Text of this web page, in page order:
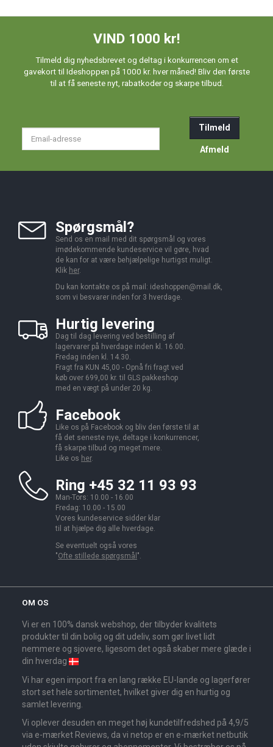
VIND 1000 kr!
Tilmeld dig nyhedsbrevet og deltag i konkurrencen om et
gavekort til Ideshoppen på 1000 kr. hver måned! Bliv den første
til at få seneste nyt, rabatkoder og skarpe tilbud.
Tilmeld
Afmeld
Spørgsmål?
Send os en mail med dit spørgsmål og vores
imødekommende kundeservice vil gøre, hvad
de kan for at være behjælpelige hurtigst muligt.
Klik her.
Du kan kontakte os på mail: ideshoppen@mail.dk,
som vi besvarer inden for 3 hverdage.
Hurtig levering
Dag til dag levering ved bestilling af
lagervarer på hverdage inden kl. 16.00.
Fredag inden kl. 14.30.
Fragt fra KUN 45,00 - Opnå fri fragt ved
køb over 699,00 kr. til GLS pakkeshop
med en vægt på under 20 kg.
Facebook
Like os på Facebook og bliv den første til at
få det seneste nye, deltage i konkurrencer,
få skarpe tilbud og meget mere.
Like os her.
Ring +45 32 11 93 93
Man-Tors: 10.00 - 16.00
Fredag: 10.00 - 15.00
Vores kundeservice sidder klar
til at hjælpe dig alle hverdage.
Se eventuelt også vores
"Ofte stillede spørgsmål ".
OM OS
Vi er en 100% dansk webshop, der tilbyder kvalitets
produkter til din bolig og dit udeliv, som gør livet lidt
nemmere og sjovere, ligesom det også skaber mere glæde i
din hverdag
Vi har egen import fra en lang række EU-lande og lagerfører
stort set hele sortimentet, hvilket giver dig en hurtig og
samlet levering.
Vi oplever desuden en meget høj kundetilfredshed på 4,9/5
via e-mærket Reviews, da vi netop er en e-mærket netbutik